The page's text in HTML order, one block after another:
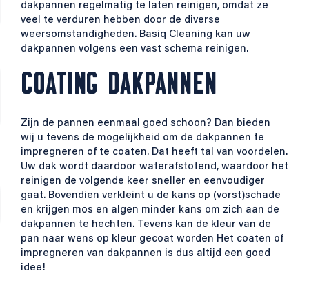
dakpannen regelmatig te laten reinigen, omdat ze
veel te verduren hebben door de diverse
weersomstandigheden. Basiq Cleaning kan uw
dakpannen volgens een vast schema reinigen.
COATING DAKPANNEN
Zijn de pannen eenmaal goed schoon? Dan bieden
wij u tevens de mogelijkheid om de dakpannen te
impregneren of te coaten. Dat heeft tal van voordelen.
Uw dak wordt daardoor waterafstotend, waardoor het
reinigen de volgende keer sneller en eenvoudiger
gaat. Bovendien verkleint u de kans op (vorst)schade
en krijgen mos en algen minder kans om zich aan de
dakpannen te hechten. Tevens kan de kleur van de
pan naar wens op kleur gecoat worden Het coaten of
impregneren van dakpannen is dus altijd een goed
idee!